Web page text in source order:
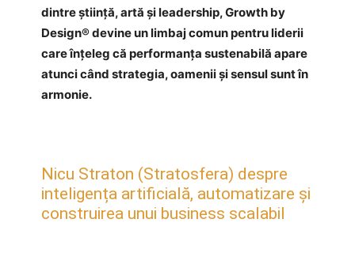
dintre știință, artă și leadership, Growth by
Design® devine un limbaj comun pentru liderii
care înțeleg că performanța sustenabilă apare
atunci când strategia, oamenii și sensul sunt în
armonie.
Nicu Straton (Stratosfera) despre
inteligența artificială, automatizare și
construirea unui business scalabil